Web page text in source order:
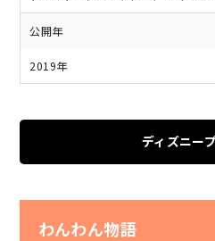
公開年
2019年
ディズニー
わんわん物語